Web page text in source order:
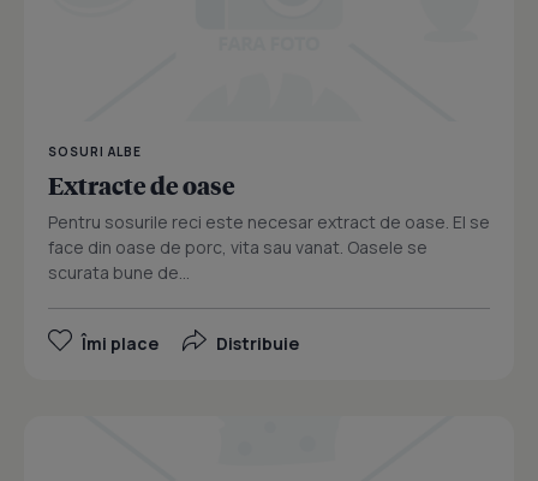
SOSURI ALBE
Extracte de oase
Pentru sosurile reci este necesar extract de oase. El se
face din oase de porc, vita sau vanat. Oasele se
scurata bune de...
Îmi place Distribuie